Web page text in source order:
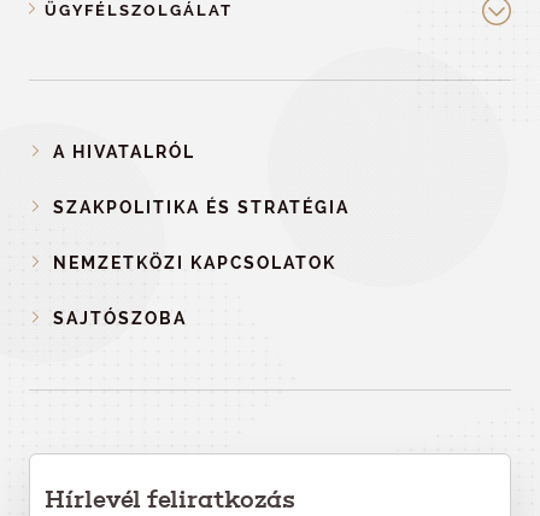
ÜGYFÉLSZOLGÁLAT
A HIVATALRÓL
SZAKPOLITIKA ÉS STRATÉGIA
NEMZETKÖZI KAPCSOLATOK
SAJTÓSZOBA
Hírlevél feliratkozás